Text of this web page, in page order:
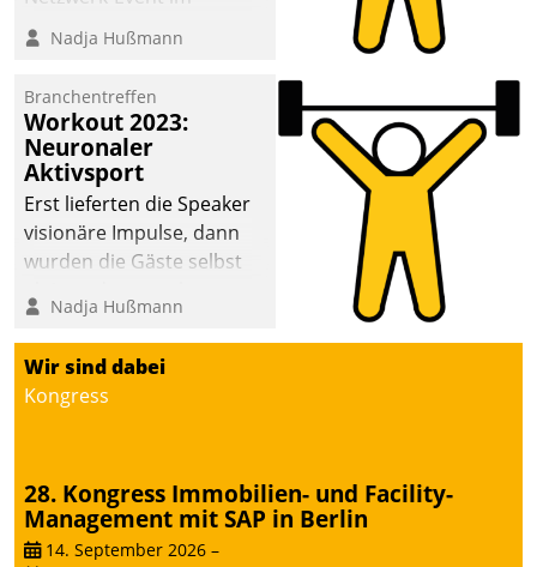
Kunden- und Partnerkreis
statt. Zentrale Frage: Wie
Mammutprojekte
meistern und Workloads
wuppen – bei zunehmend
anspruchsvollen
Aufgaben und
abnehmendem
Nadja Hußmann
Branchentreffen
Workout 2023:
Neuronaler
Aktivsport
Erst lieferten die Speaker
visionäre Impulse, dann
wurden die Gäste selbst
methodisch
Vernetzungsideen fürs
Quartier. Dazwischen
zeigte Datatrain, was es
Nadja Hußmann
Wir sind dabei
Kongress
28. Kongress Immobilien- und Facility-
Management mit SAP in Berlin
14. September 2026 –